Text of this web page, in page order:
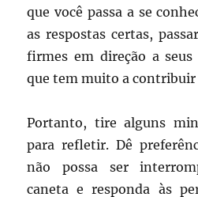
que você passa a se
as respostas certas,
firmes em direção a
que tem muito a contribuir
Portanto, tire alguns
para refletir. Dê
não possa ser
caneta e responda às